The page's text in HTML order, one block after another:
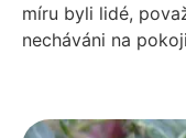
míru byli lidé,
necháváni na